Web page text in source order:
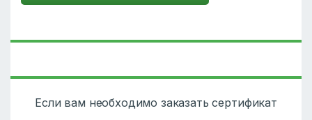
Если вам необходимо заказать сертификат